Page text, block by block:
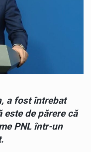
a fost întrebat
este de părere că
PNL într-un